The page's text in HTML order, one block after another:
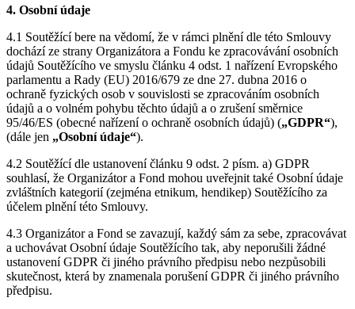
4. Osobní údaje
4.1 Soutěžící bere na vědomí, že v rámci plnění dle této Smlouvy
dochází ze strany Organizátora a Fondu ke zpracovávání osobních
údajů Soutěžícího ve smyslu článku 4 odst. 1 nařízení Evropského
parlamentu a Rady (EU) 2016/679 ze dne 27. dubna 2016 o
ochraně fyzických osob v souvislosti se zpracováním osobních
údajů a o volném pohybu těchto údajů a o zrušení směrnice
95/46/ES (obecné nařízení o ochraně osobních údajů) („GDPR“),
(dále jen „Osobní údaje“).
4.2 Soutěžící dle ustanovení článku 9 odst. 2 písm. a) GDPR
souhlasí, že Organizátor a Fond mohou uveřejnit také Osobní údaje
zvláštních kategorií (zejména etnikum, hendikep) Soutěžícího za
účelem plnění této Smlouvy.
4.3 Organizátor a Fond se zavazují, každý sám za sebe, zpracovávat
a uchovávat Osobní údaje Soutěžícího tak, aby neporušili žádné
ustanovení GDPR či jiného právního předpisu nebo nezpůsobili
skutečnost, která by znamenala porušení GDPR či jiného právního
předpisu.